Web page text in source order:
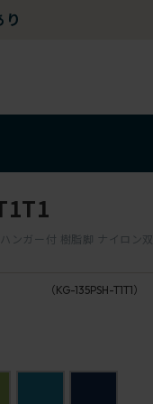
り
ンガー付 樹脂脚 ナイロン双
（KG-135PSH-T1T1）